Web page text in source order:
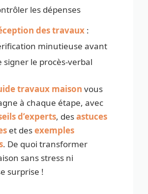
les dépenses
des travaux :
minutieuse avant
signer le procès-verbal
travaux maison vous
à chaque étape, avec
d’experts, desastuces
et desexemples
. De quoi transformer
sans stress ni
surprise !